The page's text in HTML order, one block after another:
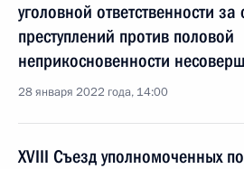
уголовной ответственности
преступлений против половой
неприкосновенности
28 января 2022 года, 14:00
XVIII Съезд уполномоченных